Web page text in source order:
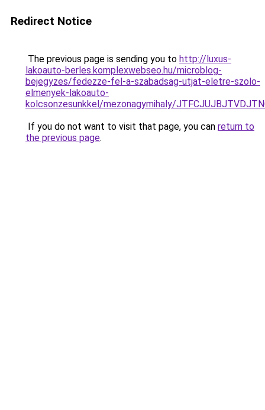
Redirect Notice
The previous page is sending you to http://luxus-
lakoauto-berles.komplexwebseo.hu/microblog-
bejegyzes/fedezze-fel-a-szabadsag-utjat-eletre-szolo-
elmenyek-lakoauto-
kolcsonzesunkkel/mezonagymihaly/
If you do not want to visit that page, you can return to
the previous page.